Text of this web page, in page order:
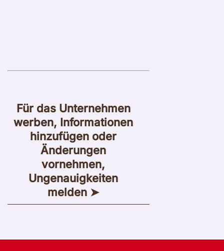
Für das Unternehmen
werben, Informationen
hinzufügen oder
Änderungen
vornehmen,
Ungenauigkeiten
melden ➤